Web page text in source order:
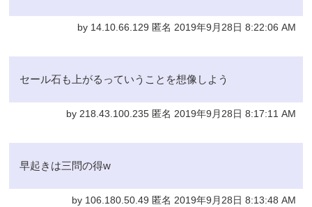
by 14.10.66.129 匿名 2019年9月28日 8:22:06 AM
セール石も上がるっていうことを想像しよう
by 218.43.100.235 匿名 2019年9月28日 8:17:11 AM
早起きは三問の得w
by 106.180.50.49 匿名 2019年9月28日 8:13:48 AM